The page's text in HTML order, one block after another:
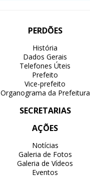
PERDÕES
História
Dados Gerais
Telefones Úteis
Prefeito
Vice-prefeito
Organograma da Prefeitura
SECRETARIAS
AÇÕES
Notícias
Galeria de Fotos
Galeria de Vídeos
Eventos